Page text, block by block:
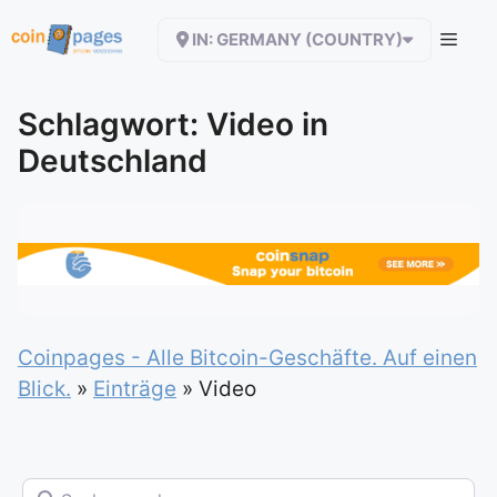
Inhalt
IN: GERMANY (COUNTRY)
Schlagwort: Video in
Deutschland
Coinpages - Alle Bitcoin-Geschäfte. Auf einen
Blick. » Einträge » Video
Suchen nach